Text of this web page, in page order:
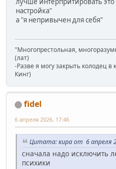
настройка"
а "я непривычен для себя"
"Многопрестольная,
(лат)
-Разве я могу закрыть колодец
Кинг)
fidel
6 апреля 2026, 17:46
Цитата: кира от 6 апреля
сначала надо исключить
психики